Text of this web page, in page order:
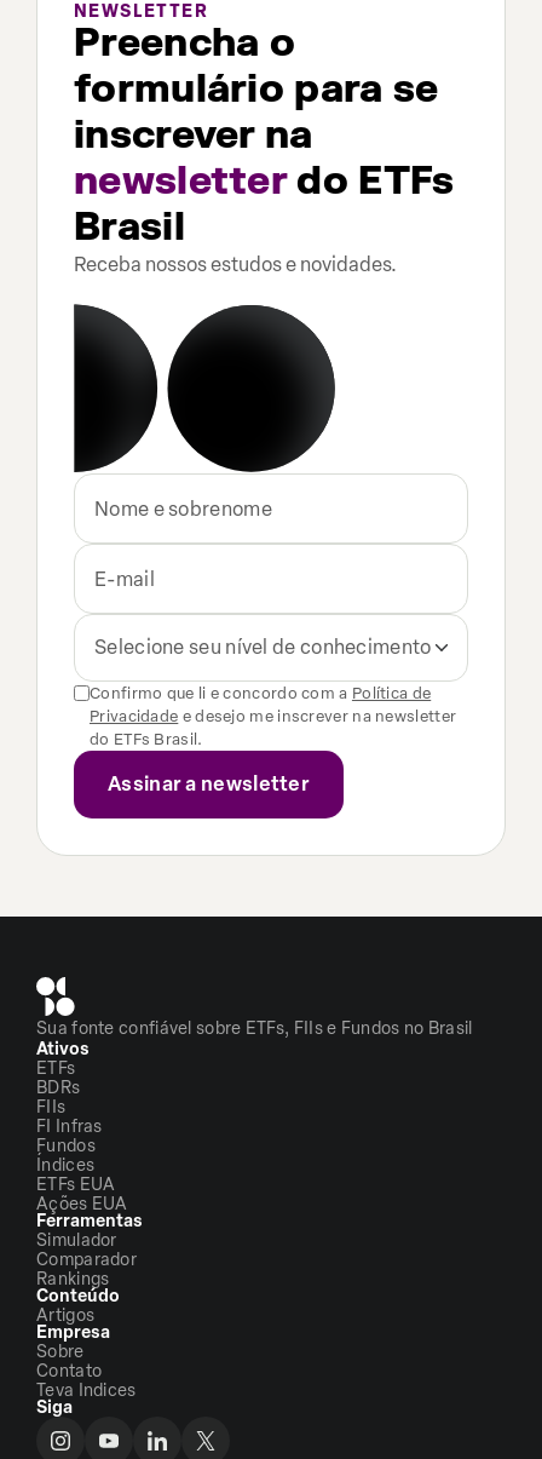
NEWSLETTER
Preencha o
formulário para se
inscrever na
newsletterdo ETFs
Brasil
Receba nossos estudos e novidades.
Selecione seu nível de conhecimento
Confirmo que li e concordo com a Política de
Privacidade e desejo me inscrever na newsletter
do ETFs Brasil.
Sua fonte confiável sobre ETFs, FIIs e Fundos no Brasil
Ativos
ETFs
BDRs
FIIs
FI Infras
Fundos
Índices
ETFs EUA
Ações EUA
Ferramentas
Simulador
Comparador
Rankings
Conteúdo
Artigos
Empresa
Sobre
Contato
Teva Indices
Siga